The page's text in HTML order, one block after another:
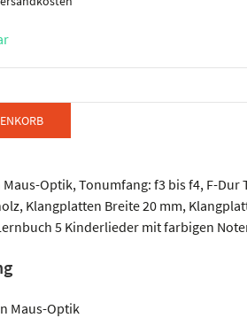
Optik, Tonumfang: f3 bis f4, F-
Klangplatten Breite 20 mm,
5 Kinderlieder mit farbigen
Maus-Optik